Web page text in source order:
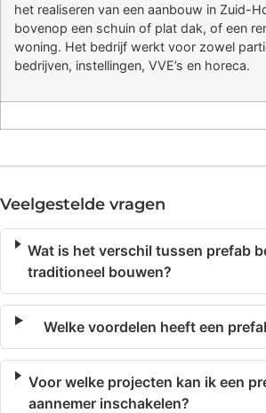
het realiseren van een aanbouw in Zuid-
bovenop een schuin of plat dak, of een
woning. Het bedrijf werkt voor zowel
bedrijven, instellingen, VVE’s en horeca.
Veelgestelde vragen
Wat is het verschil tussen prefab
traditioneel bouwen?
Welke voordelen heeft een
Voor welke projecten kan ik een
aannemer inschakelen?